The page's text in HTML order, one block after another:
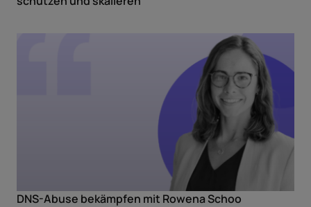
DNS-Abuse bekämpfen mit Rowena Schoo